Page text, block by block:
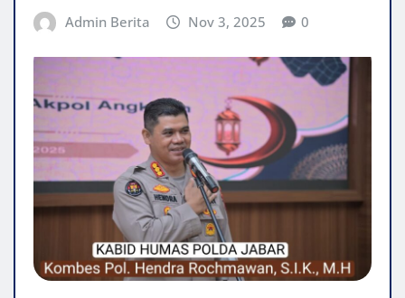
Admin Berita Nov 3, 2025 0